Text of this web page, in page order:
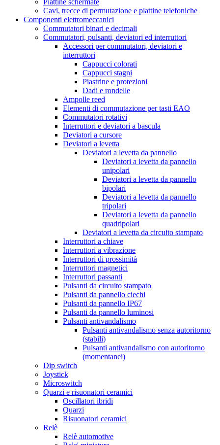
Cavi, trecce di permutazione e piattine telefoniche
Componenti elettromeccanici
Commutatori binari e decimali
Commutatori, pulsanti, deviatori ed interruttori
Accessori per commutatori, deviatori e
interruttori
Cappucci colorati
Cappucci stagni
Piastrine e protezioni
Dadi e rondelle
Ampolle reed
Elementi di commutazione per tasti EAO
Commutatori rotativi
Interruttori e deviatori a bascula
Deviatori a cursore
Deviatori a levetta
Deviatori a levetta da pannello
Deviatori a levetta da pannello
unipolari
Deviatori a levetta da pannello
bipolari
Deviatori a levetta da pannello
tripolari
Deviatori a levetta da pannello
quadripolari
Deviatori a levetta da circuito stampato
Interruttori a chiave
Interruttori a vibrazione
Interruttori di prossimità
Interruttori magnetici
Interruttori passanti
Pulsanti da circuito stampato
Pulsanti da pannello ciechi
Pulsanti da pannello IP67
Pulsanti da pannello luminosi
Pulsanti antivandalismo
Pulsanti antivandalismo senza autoritorno
(stabili)
Pulsanti antivandalismo con autoritorno
(momentanei)
Dip switch
Joystick
Microswitch
Quarzi e risuonatori ceramici
Oscillatori ibridi
Quarzi
Risuonatori ceramici
Relè
Relè automotive